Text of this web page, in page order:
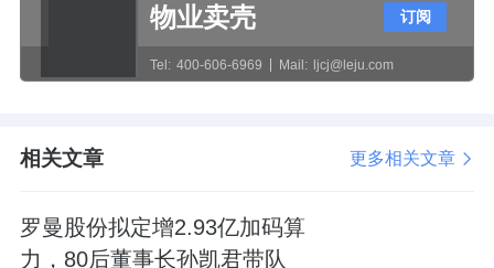
物业卖壳
Tel: 400-606-6969 Mail: ljcj@leju.com
订阅
相关文章 更多相关文章
罗曼股份拟定增2.93亿加码算
力，80后董事长孙凯君带队